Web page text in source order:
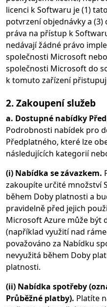
licenci k Softwaru je (1)
potvrzení objednávky a (3)
práva na přístup k
nedávají žádné právo
společnosti Microsoft
společnosti Microsoft do
k tomuto zařízení
2. Zakoupení služeb
a. Dostupné nabídky
Podrobnosti nabídek pro
Předplatného, které lze
následujících kategorií
(i) Nabídka se závazkem.
zakoupíte určité množství
během Doby platnosti a
pravidelně před jejich
Microsoft Azure může být
(například využití nad
považováno za Nabídku
nevyužitá během Doby
platnosti.
(ii) Nabídka spotřeby
Průběžné platby). Platíte